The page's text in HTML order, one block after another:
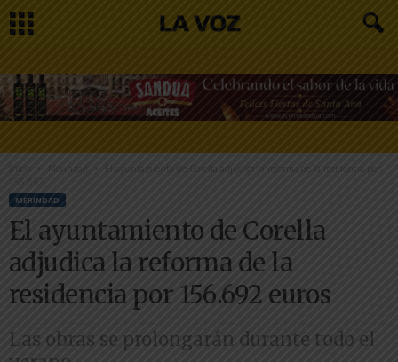
Inicio
El ayuntamiento de Corella adjudica la reforma de la residencia por
156.692...
MERINDAD
El ayuntamiento de Corella
adjudica la reforma de la
residencia por 156.692 euros
Las obras se prolongarán durante todo el